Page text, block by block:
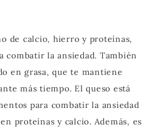
de calcio, hierro y proteínas,
combatir la ansiedad. También
en grasa, que te mantiene
más tiempo. El queso está
para combatir la ansiedad
proteínas y calcio. Además, es